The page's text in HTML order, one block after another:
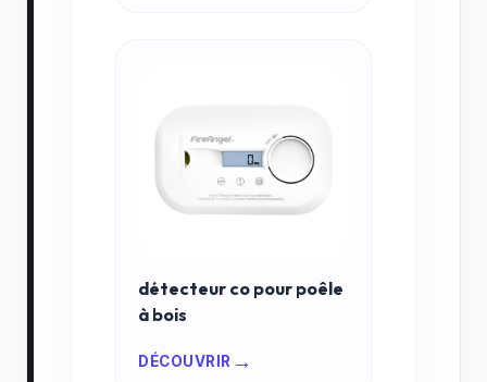
détecteur co pour poêle
à bois
DÉCOUVRIR →